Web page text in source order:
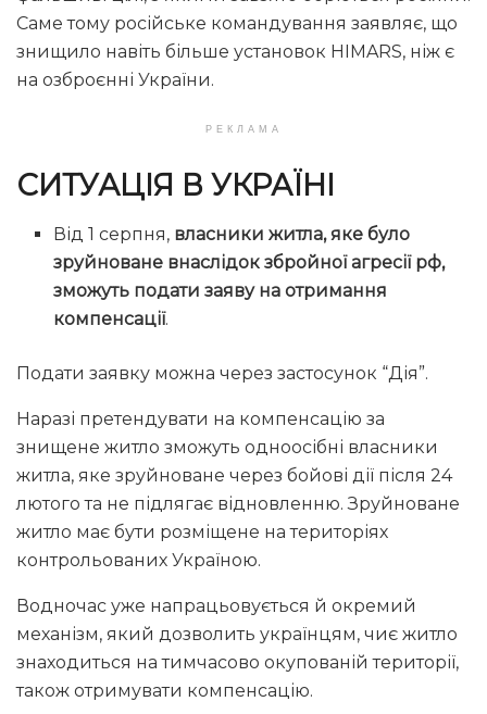
Саме тому російське командування заявляє, що
знищило навіть більше установок HIMARS, ніж є
на озброєнні України.
РЕКЛАМА
СИТУАЦІЯ В УКРАЇНІ
Від 1 серпня, власники житла, яке було
зруйноване внаслідок збройної агресії рф,
зможуть подати заяву на отримання
компенсації.
Подати заявку можна через застосунок “Дія”.
Наразі претендувати на компенсацію за
знищене житло зможуть одноосібні власники
житла, яке зруйноване через бойові дії після 24
лютого та не підлягає відновленню. Зруйноване
житло має бути розміщене на територіях
контрольованих Україною.
Водночас уже напрацьовується й окремий
механізм, який дозволить українцям, чиє житло
знаходиться на тимчасово окупованій території,
також отримувати компенсацію.